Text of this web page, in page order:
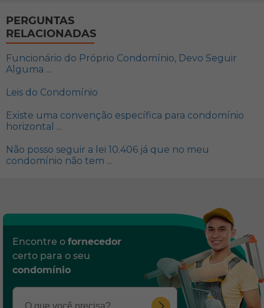
PERGUNTAS
RELACIONADAS
Funcionário do Próprio Condomínio, Devo Seguir
Alguma ...
Leis do Condomínio
Existe uma convenção específica para condomínio
horizontal ...
Não posso seguir a lei 10.406 já que no meu
condomínio não tem ...
Encontre o fornecedor
certo para o seu
condomínio